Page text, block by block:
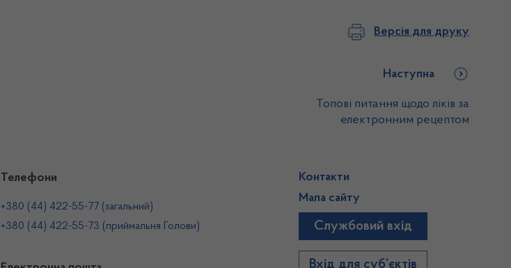
Версія для друку
Наступна
Топові питання щодо ліків за
електронним рецептом
Телефони
+380 (44) 422-55-77 (загальний)
+380 (44) 422-55-73 (приймальня Голови)
Контакти
Мапа сайту
Службовий вхід
Вхід для суб’єктів